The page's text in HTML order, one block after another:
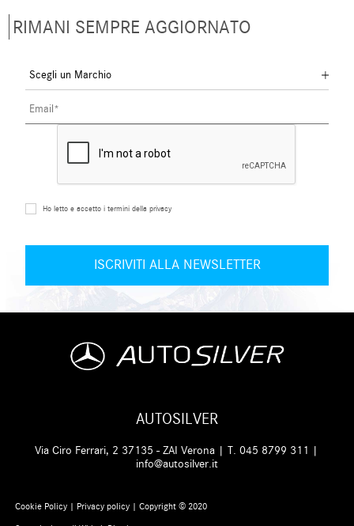
RIMANI SEMPRE AGGIORNATO
Ho letto e accetto i termini della privacy
AUTOSILVER
Via Ciro Ferrari, 2 37135 - ZAI Verona | T.045 8799 311 |
info@autosilver.it
Cookie Policy | Privacy policy| Copyright © 2020